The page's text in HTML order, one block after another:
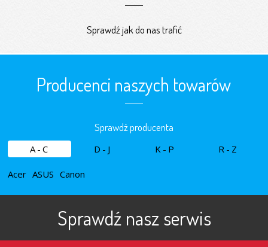
Sprawdź jak do nas trafić
Producenci naszych towarów
Sprawdź producenta
A-C D-J K-P R-Z
Acer ASUS Canon
Sprawdź nasz serwis